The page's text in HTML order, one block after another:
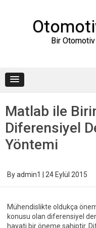
Bir
Matlab ile
Diferensiyel
Yöntemi
Byadmin1 24 Eylül 2015
Mühendislikte oldukça
konusu olan diferensiyel
hayati bir öneme sahiptir.